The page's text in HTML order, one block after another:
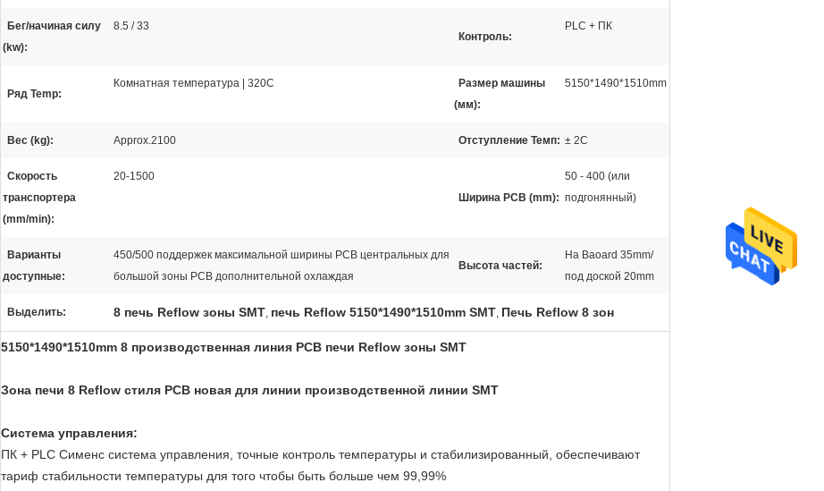
Бег/начиная силу
(kw):
8.5 / 33
Контроль:
PLC + ПК
Ряд Temp:
Комнатная температура | 320C
Размер машины
(мм):
5150*1490*1510mm
Вес (kg): Approx.2100 Отступление Темп: ± 2C
Скорость
транспортера
(mm/min):
20-1500
Ширина PCB (mm):
50 - 400 (или
подгонянный)
Варианты
доступные:
450/500 поддержек максимальной ширины PCB центральных для
большой зоны PCB дополнительной охлаждая
Высота частей:
На Baoard 35mm/
под доской 20mm
Выделить: 8 печь Reflow зоны SMT, печь Reflow 5150*1490*1510mm SMT, Печь Reflow 8 зон
5150*1490*1510mm 8 производственная линия PCB печи Reflow зоны SMT
Зона печи 8 Reflow стиля PCB новая для линии производственной линии SMT
Система управления:
ПК + PLC Сименс система управления, точные контроль температуры и стабилизированный, обеспечивают
тариф стабильности температуры для того чтобы быть больше чем 99,99%